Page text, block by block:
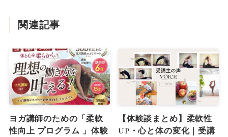
関連記事
ヨガ講師のための「柔軟
性向上 プログラム 」体験
【体験談まとめ】柔軟性
UP・心と体の変化｜受講